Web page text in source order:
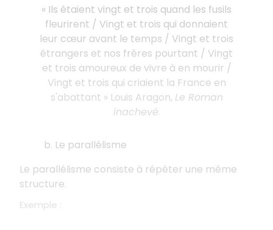
« Ils étaient vingt et trois quand les fusils
fleurirent / Vingt et trois qui donnaient
leur cœur avant le temps / Vingt et trois
étrangers et nos frères pourtant / Vingt
et trois amoureux de vivre à en mourir /
Vingt et trois qui criaient la France en
s'abattant » Louis Aragon, Le Roman
inachevé.
b. Le parallélisme
Le parallélisme consiste à répéter une même
structure.
Exemple :